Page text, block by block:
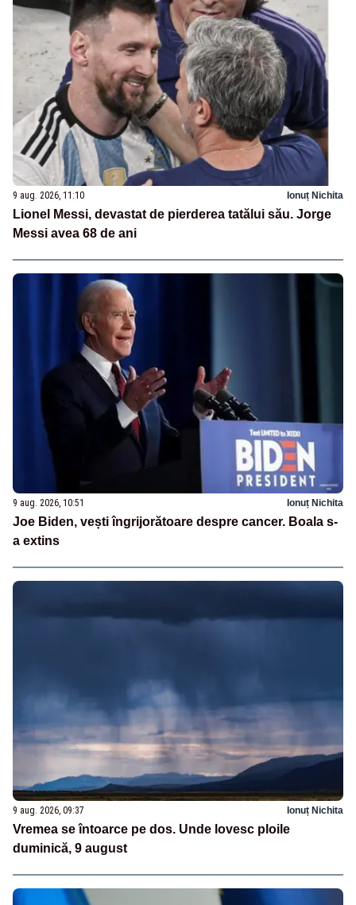
9 aug. 2026, 11:10 Ionuț Nichita
Lionel Messi, devastat de pierderea tatălui său. Jorge
Messi avea 68 de ani
9 aug. 2026, 10:51 Ionuț Nichita
Joe Biden, vești îngrijorătoare despre cancer. Boala s-
a extins
9 aug. 2026, 09:37 Ionuț Nichita
Vremea se întoarce pe dos. Unde lovesc ploile
duminică, 9 august